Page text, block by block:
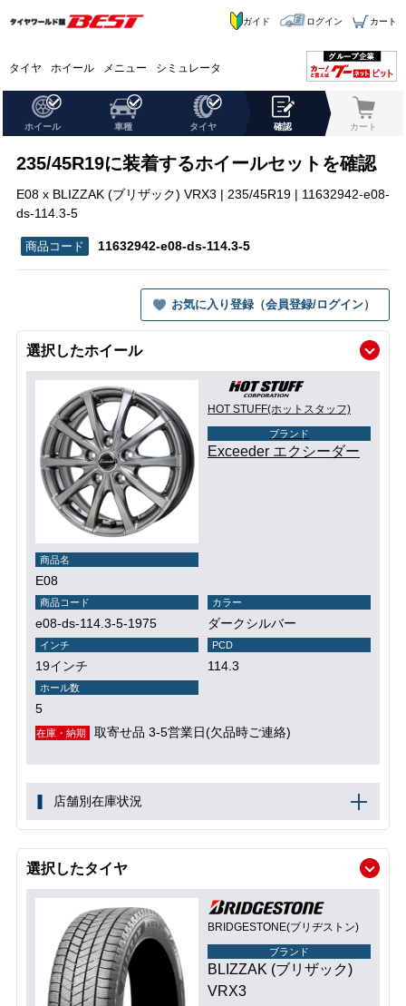
タイヤ ホイール メニュー シミュレータ
ガイド ログイン カート
ホイール 車種 タイヤ 確認 カート
235/45R19に装着するホイールセットを確認
E08 x BLIZZAK (ブリザック) VRX3 | 235/45R19 | 11632942-e08-
ds-114.3-5
11632942-e08-ds-114.3-5
お気に入り登録（会員登録/ログイン）
選択したホイール
HOT STUFF(ホットスタッフ)
ブランド
Exceeder エクシーダー
商品名
E08
商品コード
e08-ds-114.3-5-1975
カラー
ダークシルバー
インチ
19インチ
PCD
114.3
ホール数
5
在庫・納期 取寄せ品 3-5営業日(欠品時ご連絡)
店舗別在庫状況
選択したタイヤ
BRIDGESTONE(ブリヂストン)
ブランド
BLIZZAK (ブリザック)
VRX3